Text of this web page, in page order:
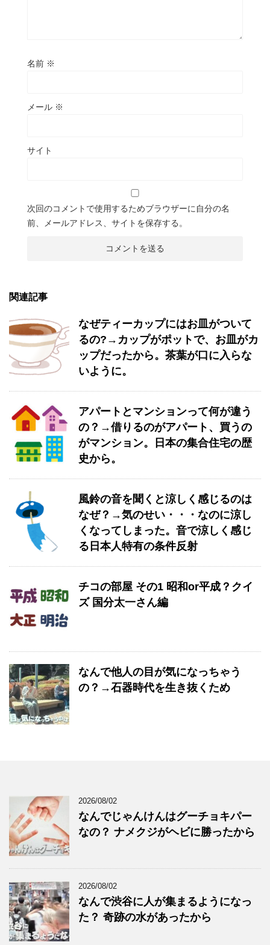
名前 ※
メール ※
サイト
次回のコメントで使用するためブラウザーに自分の名
前、メールアドレス、サイトを保存する。
関連記事
なぜティーカップにはお皿がついて
るの?→カップがポットで、お皿がカ
ップだったから。茶葉が口に入らな
いように。
アパートとマンションって何が違う
の？→借りるのがアパート、買うの
がマンション。日本の集合住宅の歴
史から。
風鈴の音を聞くと涼しく感じるのは
なぜ？→気のせい・・・なのに涼し
くなってしまった。音で涼しく感じ
る日本人特有の条件反射
チコの部屋 その1 昭和or平成？クイ
ズ 国分太一さん編
なんで他人の目が気になっちゃう
の？→石器時代を生き抜くため
2026/08/02
なんでじゃんけんはグーチョキパー
なの？ ナメクジがヘビに勝ったから
2026/08/02
なんで渋谷に人が集まるようになっ
た？ 奇跡の水があったから